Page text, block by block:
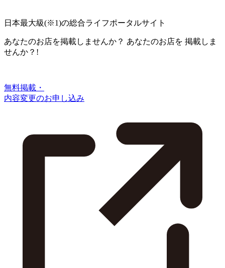
日本最大級(※1)の総合ライフポータルサイト
あなたのお店を掲載しませんか？ あなたのお店を 掲載しま
せんか？!
無料掲載・
内容変更のお申し込み